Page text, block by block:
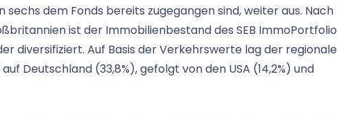
dem Fonds bereits zugegangen sind, weiter aus. Nach
ist der Immobilienbestand des SEB ImmoPortfolio
diversifiziert. Auf Basis der Verkehrswerte lag der regionale
Deutschland (33,8%), gefolgt von den USA (14,2%) und